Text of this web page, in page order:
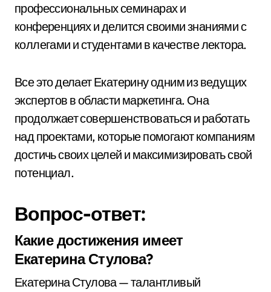
профессиональных семинарах и
конференциях и делится своими знаниями с
коллегами и студентами в качестве лектора.
Все это делает Екатерину одним из ведущих
экспертов в области маркетинга. Она
продолжает совершенствоваться и работать
над проектами, которые помогают компаниям
достичь своих целей и максимизировать свой
потенциал.
Вопрос-ответ:
Какие достижения имеет
Екатерина Стулова?
Екатерина Стулова — талантливый